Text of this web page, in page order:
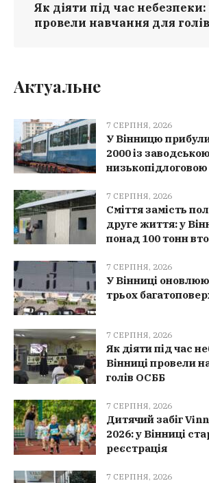
Як діяти під час небезпеки:
провели навчання для
Актуальне
7 СЕРПНЯ, 2026
У Вінницю
2000 із заводською
7 СЕРПНЯ, 2026
Сміття замість
друге життя: у
понад 100 тонн
7 СЕРПНЯ, 2026
У Вінниці
трьох
7 СЕРПНЯ, 2026
Як діяти під час
Вінниці провели
голів ОСББ
7 СЕРПНЯ, 2026
Дитячий забіг
2026: у Вінниці
реєстрація
7 СЕРПНЯ, 2026